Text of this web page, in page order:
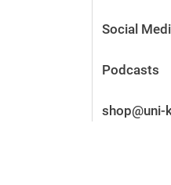
Kontakt undSocial
Podcasts
shop@uni-